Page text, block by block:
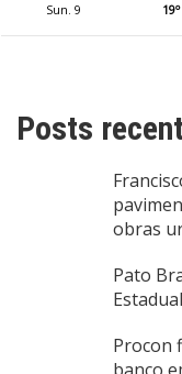
Sun. 9
Posts
obras
Pato
Procon